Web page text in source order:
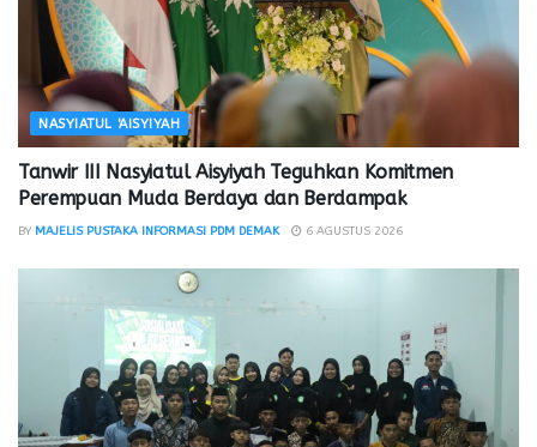
NASYIATUL 'AISYIYAH
Tanwir III Nasyiatul Aisyiyah Teguhkan Komitmen
Perempuan Muda Berdaya dan Berdampak
BY MAJELIS PUSTAKA INFORMASI PDM DEMAK 6 AGUSTUS 2026